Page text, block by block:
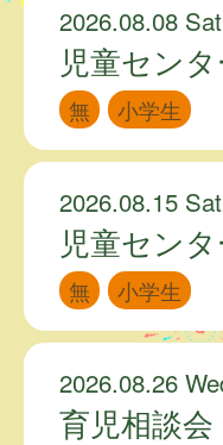
2026.08.08 Sat
児童セン
無 小学生
2026.08.15 Sat
児童セン
無 小学生
2026.08.26
育児相談会